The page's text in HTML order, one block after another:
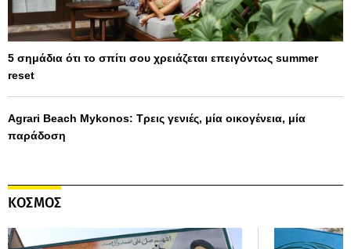
5 σημάδια ότι το σπίτι σου χρειάζεται επειγόντως summer
reset
Agrari Beach Mykonos: Τρεις γενιές, μία οικογένεια, μία
παράδοση
ΚΟΣΜΟΣ